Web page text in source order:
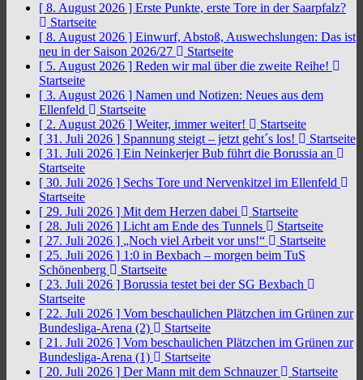
[ 8. August 2026 ] Erste Punkte, erste Tore in der Saarpfalz?
Startseite
[ 8. August 2026 ] Einwurf, Abstoß, Auswechslungen: Das ist
neu in der Saison 2026/27
Startseite
[ 5. August 2026 ] Reden wir mal über die zweite Reihe!
Startseite
[ 3. August 2026 ] Namen und Notizen: Neues aus dem
Ellenfeld
Startseite
[ 2. August 2026 ] Weiter, immer weiter!
Startseite
[ 31. Juli 2026 ] Spannung steigt – jetzt geht´s los!
Startseite
[ 31. Juli 2026 ] Ein Neinkerjer Bub führt die Borussia an
Startseite
[ 30. Juli 2026 ] Sechs Tore und Nervenkitzel im Ellenfeld
Startseite
[ 29. Juli 2026 ] Mit dem Herzen dabei
Startseite
[ 28. Juli 2026 ] Licht am Ende des Tunnels
Startseite
[ 27. Juli 2026 ] „Noch viel Arbeit vor uns!“
Startseite
[ 25. Juli 2026 ] 1:0 in Bexbach – morgen beim TuS
Schönenberg
Startseite
[ 23. Juli 2026 ] Borussia testet bei der SG Bexbach
Startseite
[ 22. Juli 2026 ] Vom beschaulichen Plätzchen im Grünen zur
Bundesliga-Arena (2)
Startseite
[ 21. Juli 2026 ] Vom beschaulichen Plätzchen im Grünen zur
Bundesliga-Arena (1)
Startseite
[ 20. Juli 2026 ] Der Mann mit dem Schnauzer
Startseite